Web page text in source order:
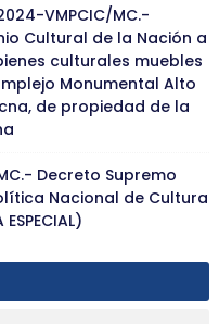
VMPCIC/MC.-
Cultural de la Nación a
culturales muebles
Monumental Alto
de propiedad de la
Decreto Supremo
Nacional de Cultura